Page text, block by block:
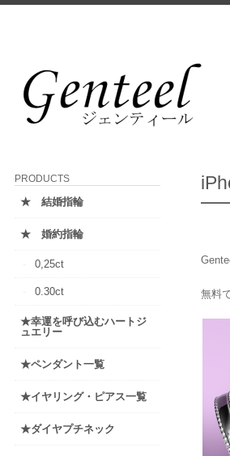
無料
PRODUCTS
★ 結婚指輪
★ 婚約指輪
0,25ct
0.30ct
★幸運を呼び込むハートジ
ュエリー
★ペンダント一覧
★イヤリング・ピアス一覧
★ダイヤプチネック